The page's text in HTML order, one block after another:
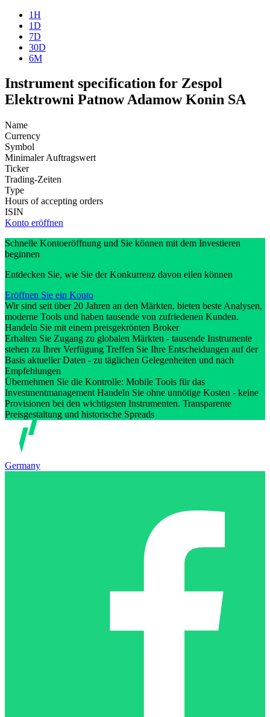
1H
1D
7D
30D
6M
Instrument specification for Zespol
Elektrowni Patnow Adamow Konin SA
Name
Currency
Symbol
Minimaler Auftragswert
Ticker
Trading-Zeiten
Type
Hours of accepting orders
ISIN
Konto eröffnen
Schnelle Kontoeröffnung und Sie können mit dem Investieren
beginnen
Entdecken Sie, wie Sie der Konkurrenz davon eilen können
Eröffnen Sie ein Konto
Wir sind seit über 20 Jahren an den Märkten, bieten beste Analysen,
moderne Tools und haben tausende von zufriedenen Kunden.
Handeln Sie mit einem preisgekrönten Broker
Erhalten Sie Zugang zu globalen Märkten - tausende Instrumente
stehen zu Ihrer Verfügung Treffen Sie Ihre Entscheidungen auf der
Basis aktueller Daten - zu täglichen Gelegenheiten und nach
Empfehlungen
Übernehmen Sie die Kontrolle: Mobile Tools für das
Investmentmanagement Handeln Sie ohne unnötige Kosten - keine
Provisionen bei den wichtigsten Instrumenten. Transparente
Preisgestaltung und historische Spreads
Germany